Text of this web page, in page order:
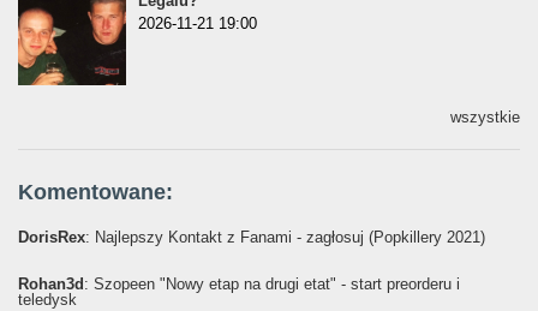
2026-11-21 19:00
wszystkie
Komentowane:
DorisRex: Najlepszy Kontakt z Fanami - zagłosuj (Popkillery 2021)
Rohan3d : Szopeen "Nowy etap na drugi etat" - start preorderu i
teledysk